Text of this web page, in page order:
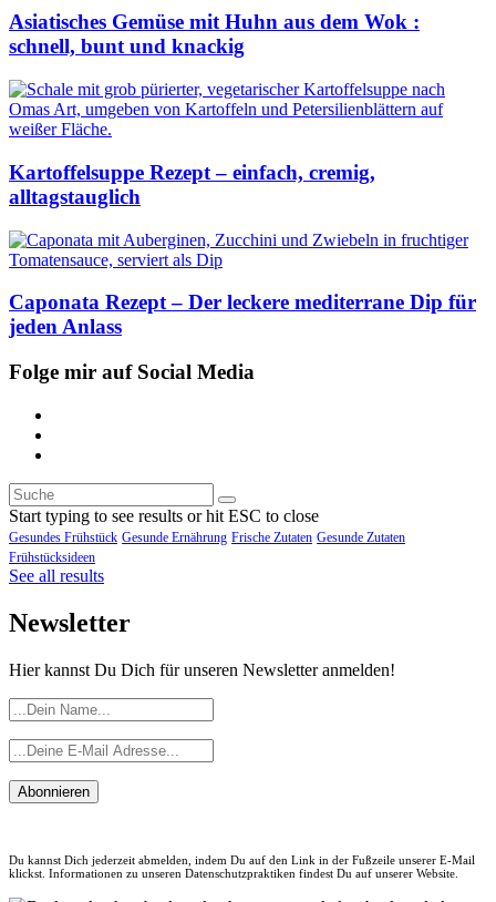
Asiatisches Gemüse mit Huhn aus dem Wok :
schnell, bunt und knackig
Kartoffelsuppe Rezept – einfach, cremig,
alltagstauglich
Caponata Rezept – Der leckere mediterrane Dip für
jeden Anlass
Folge mir auf Social Media
Start typing to see results or hit ESC to close
Gesundes Frühstück Gesunde Ernährung Frische Zutaten Gesunde Zutaten
Frühstücksideen
See all results
Newsletter
Hier kannst Du Dich für unseren Newsletter anmelden!
Abonnieren
Du kannst Dich jederzeit abmelden, indem Du auf den Link in der Fußzeile unserer E-Mail
klickst. Informationen zu unseren Datenschutzpraktiken findest Du auf unserer Website.